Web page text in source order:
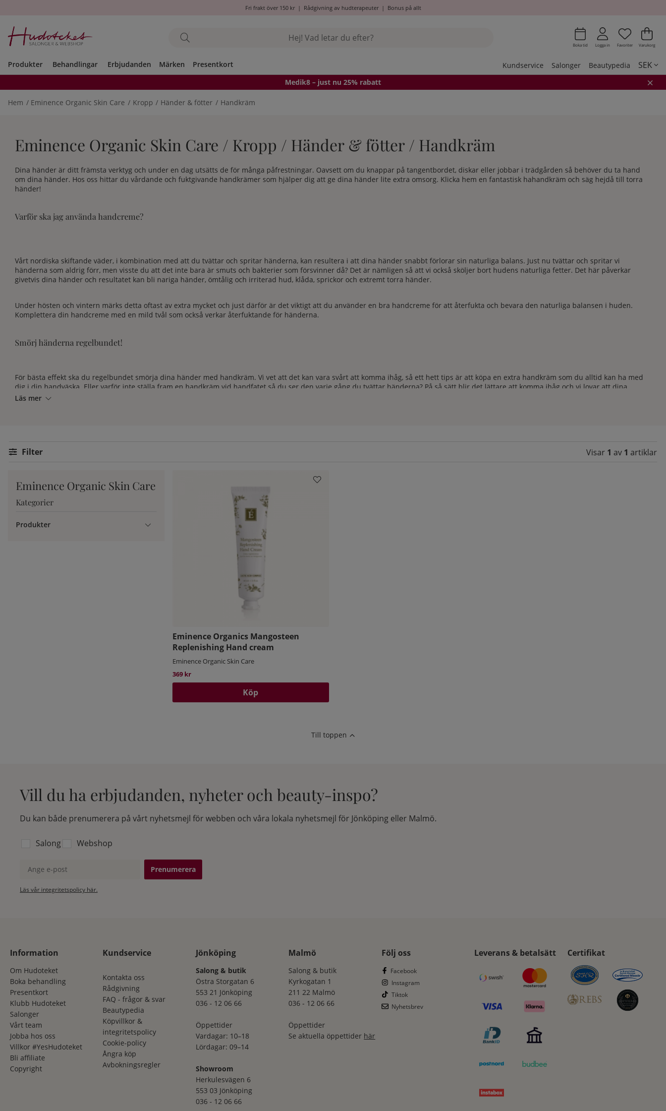
Fri frakt över 150 kr| Rådgivning av hudterapeuter| Bonus på allt
Boka tid Logga in Antal i
.
Favoriter .
Varukorg
Produkter Behandlingar Erbjudanden Märken Presentkort Kundservice Salonger Beautypedia SEK
Medik8 – just nu 25% rabatt
Hem Eminence Organic Skin Care Kropp Händer & fötter Handkräm
Eminence Organic Skin Care / Kropp / Händer & fötter / Handkräm
Dina händer är ditt främsta verktyg och under en dag utsätts de för många påfrestningar. Oavsett om du knappar på tangentbordet, diskar eller jobbar i trädgården så behöver du ta hand
om dina händer. Hos oss hittar du vårdande och fuktgivande handkrämer som hjälper dig att ge dina händer lite extra omsorg. Klicka hem en fantastisk hahandkräm och säg hejdå till torra
händer!
Varför ska jag använda handcreme?
Vårt nordiska skiftande väder, i kombination med att du tvättar och spritar händerna, kan resultera i att dina händer snabbt förlorar sin naturliga balans. Just nu tvättar och spritar vi
händerna som aldrig förr, men visste du att det inte bara är smuts och bakterier som försvinner då? Det är nämligen så att vi också sköljer bort hudens naturliga fetter. Det här påverkar
givetvis dina händer och resultatet kan bli nariga händer, ömtålig och irriterad hud, klåda, sprickor och extremt torra händer.
Under hösten och vintern märks detta oftast av extra mycket och just därför är det viktigt att du använder en bra handcreme för att återfukta och bevara den naturliga balansen i huden.
Komplettera din handcreme med en mild tvål som också verkar återfuktande för händerna.
Smörj händerna regelbundet!
För bästa effekt ska du regelbundet smörja dina händer med handkräm. Vi vet att det kan vara svårt att komma ihåg, så ett hett tips är att köpa en extra handkräm som du alltid kan ha med
dig i din handväska. Eller varför inte ställa fram en handkräm vid handfatet så du ser den varje gång du tvättar händerna? På så sätt blir det lättare att komma ihåg och vi lovar att dina
händer kommer att tacka dig.
dig att hitta rätt!
Läs mer
Filtrera Visar 1 av 1 artiklar
Eminence Organic Skin Care
Kategorier
Produkter
Eminence Organics Mangosteen
Replenishing Hand cream
Eminence Organic Skin Care
369 kr
Köp
Till toppen
Vill du ha erbjudanden, nyheter och beauty-inspo?
Du kan både prenumerera på vårt nyhetsmejl för webben och våra lokala nyhetsmejl för Jönköping eller Malmö.
Välj vilken lista du vill prenumerera på:
Salong
Webshop
Ange e-post
Läs vår integritetspolicy här.
Information
Om Hudoteket
Boka behandling
Presentkort
Klubb Hudoteket
Salonger
Vårt team
Jobba hos oss
Villkor #YesHudoteket
Bli affiliate
Copyright
Kundservice
Kontakta oss
Rådgivning
FAQ - frågor & svar
Beautypedia
Köpvillkor &
integritetspolicy
Cookie-policy
Ångra köp
Avbokningsregler
Jönköping
Salong & butik
Östra Storgatan 6
553 21 Jönköping
036 - 12 06 66
Öppettider
Vardagar: 10–18
Lördagar: 09–14
Showroom
Herkulesvägen 6
553 03 Jönköping
036 - 12 06 66
Malmö
Salong & butik
Kyrkogatan 1
211 22 Malmö
036 - 12 06 66
Öppettider
Se aktuella öppettider här
Följ oss
Facebook
Instagram
Tiktok
Nyhetsbrev
Leverans & betalsätt Certifikat